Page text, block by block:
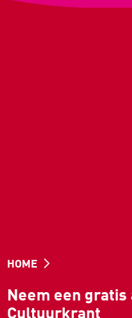
HOME
Neem een
Cultuurkrant